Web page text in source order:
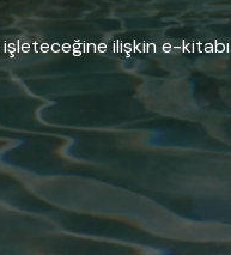
ilişkin e-kitabı.